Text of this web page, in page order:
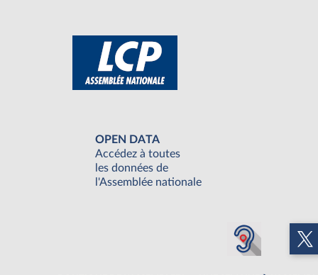
OPEN DATA
Accédez à toutes
les données de
l'Assemblée nationale